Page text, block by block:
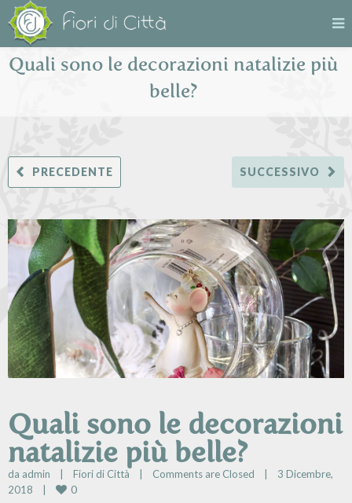
Quali sono le decorazioni natalizie più
belle?
SUCCESSIVO
PRECEDENTE
Quali sono le decorazioni
natalizie più belle?
da admin | Fiori di Città | Comments are Closed |
3 Dicembre,
2018 | 0